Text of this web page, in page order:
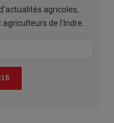
agricoles,
de l'Indre.